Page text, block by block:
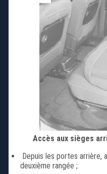
Accès aux sièges
Depuis les portes arrière,
deuxième rangée ;